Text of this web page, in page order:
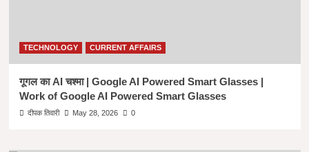
TECHNOLOGY CURRENT AFFAIRS
गूगल का AI चश्मा | Google AI Powered Smart Glasses |
Work of Google AI Powered Smart Glasses
दीपक तिवारी May 28, 2026 0